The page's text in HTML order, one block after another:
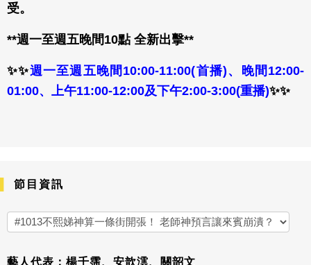
受。
**週一至週五晚間10點 全新出擊**
✨✨週一至週五晚間10:00-11:00(首播)、晚間12:00-
01:00、上午11:00-12:00及下午2:00-3:00(重播)✨✨
節目資訊
藝人代表：楊千霈、安歆澐、關韶文